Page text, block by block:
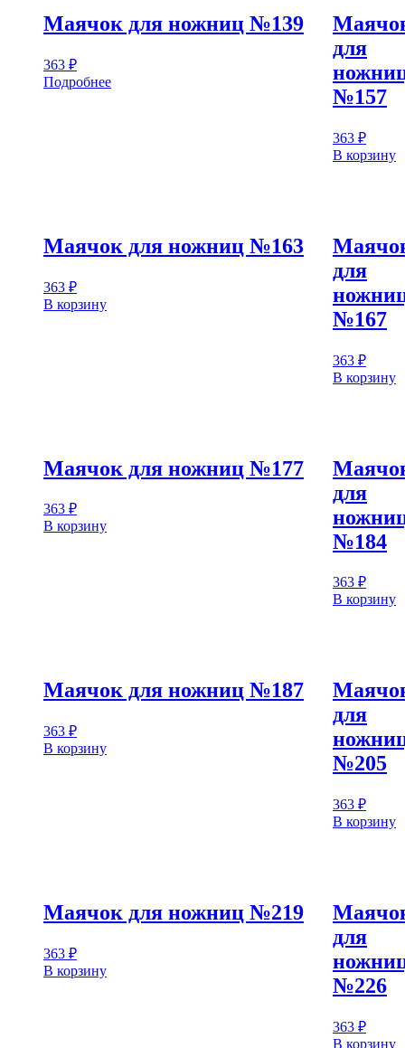
Маячок для ножниц №139
363 ₽
Подробнее
для
№157
363 ₽
В корзину
Маячок для ножниц №163
363 ₽
В корзину
для
№167
363 ₽
В корзину
Маячок для ножниц №177
363 ₽
В корзину
для
№184
363 ₽
В корзину
Маячок для ножниц №187
363 ₽
В корзину
для
№205
363 ₽
В корзину
Маячок для ножниц №219
363 ₽
В корзину
для
№226
363 ₽
В корзину